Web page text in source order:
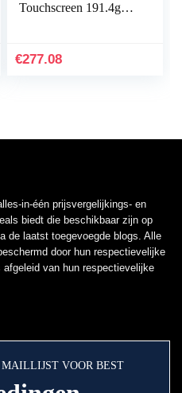
Touchscreen 191.4g
€277.08
in-één prijsvergelijkings- en
biedt die beschikbaar zijn op
de laatst toegevoegde blogs. Alle
door hun respectievelijke
van hun respectievelijke
VOOR BEST